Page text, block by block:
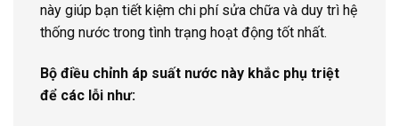
này giúp bạn tiết kiệm chi phí sửa chữa và duy trì hệ
thống nước trong tình trạng hoạt động tốt nhất.
Bộ điều chỉnh áp suất nước này khắc phụ triệt
để các lỗi như: